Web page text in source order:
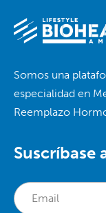
Somos una
especialidad en
Reemplazo
Suscríbase